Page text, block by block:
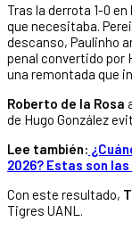
Tras la derrota 1-0
que necesitaba.
descanso, Paulinho
penal convertido por
una remontada que
Roberto de la Rosa
de Hugo González
Lee también:
2026? Estas son
Con este resultado,
Tigres UANL.